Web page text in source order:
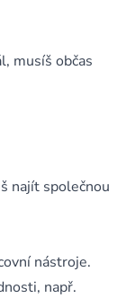
musíš občas
najít společnou
nástroje.
např.